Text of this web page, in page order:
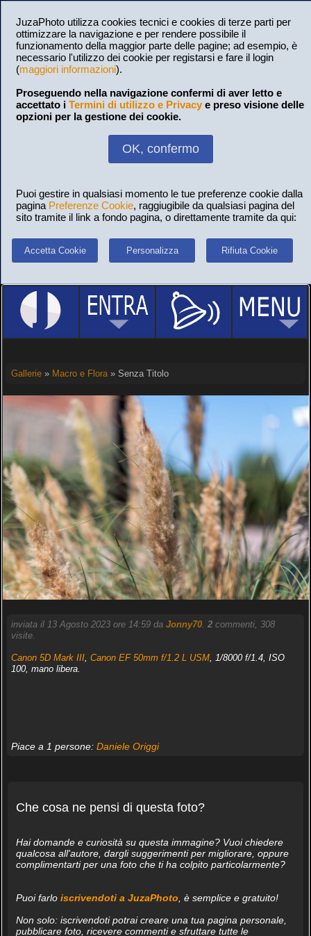
JuzaPhoto utilizza cookies tecnici e cookies di terze parti per
ottimizzare la navigazione e per rendere possibile il
funzionamento della maggior parte delle pagine; ad esempio, è
necessario l'utilizzo dei cookie per registarsi e fare il login
(maggiori informazioni).
Proseguendo nella navigazione confermi di aver letto e
accettato i Termini di utilizzo e Privacy e preso visione delle
opzioni per la gestione dei cookie.
OK, confermo
Puoi gestire in qualsiasi momento le tue preferenze cookie dalla
pagina Preferenze Cookie, raggiugibile da qualsiasi pagina del
sito tramite il link a fondo pagina, o direttamente tramite da qui:
Accetta Cookie Personalizza Rifiuta Cookie
Gallerie» Macro e Flora» Senza Titolo
inviata il 13 Agosto 2023 ore 14:59 da Jonny70. 2commenti, 308
visite.
Canon 5D Mark III, Canon EF 50mm f/1.2 L USM, 1/8000 f/1.4, ISO
100, mano libera.
Piace a 1 persone: Daniele Origgi
Che cosa ne pensi di questa foto?
Hai domande e curiosità su questa immagine? Vuoi chiedere
qualcosa all'autore, dargli suggerimenti per migliorare, oppure
complimentarti per una foto che ti ha colpito particolarmente?
Puoi farlo iscrivendoti a JuzaPhoto , è semplice e gratuito!
Non solo: iscrivendoti potrai creare una tua pagina personale,
pubblicare foto, ricevere commenti e sfruttare tutte le